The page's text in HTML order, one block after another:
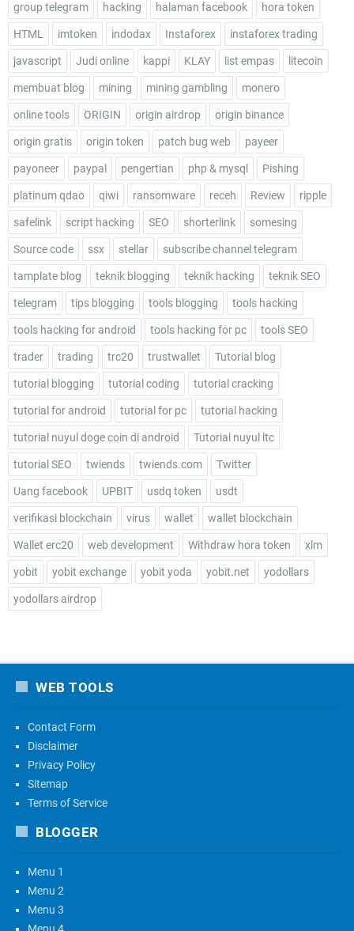
group telegram hacking halaman facebook hora token
HTML imtoken indodax Instaforex instaforex trading
javascript Judi online kappi KLAY list empas litecoin
membuat blog mining mining gambling monero
online tools ORIGIN origin airdrop origin binance
origin gratis origin token patch bug web payeer
payoneer paypal pengertian php & mysql Pishing
platinum qdao qiwi ransomware receh Review ripple
safelink script hacking SEO shorterlink somesing
Source code ssx stellar subscribe channel telegram
tamplate blog teknik blogging teknik hacking teknik SEO
telegram tips blogging tools blogging tools hacking
tools hacking for android tools hacking for pc tools SEO
trader trading trc20 trustwallet Tutorial blog
tutorial blogging tutorial coding tutorial cracking
tutorial for android tutorial for pc tutorial hacking
tutorial nuyul doge coin di android Tutorial nuyul ltc
tutorial SEO twiends twiends.com Twitter
Uang facebook UPBIT usdq token usdt
verifikasi blockchain virus wallet wallet blockchain
Wallet erc20 web development Withdraw hora token xlm
yobit yobit exchange yobit yoda yobit.net yodollars
yodollars airdrop
WEB TOOLS
Contact Form
Disclaimer
Privacy Policy
Sitemap
Terms of Service
BLOGGER
Menu 1
Menu 2
Menu 3